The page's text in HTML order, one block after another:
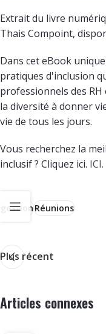
Extrait du livre
Thais Compoint,
Dans cet eBook
pratiques d'inclusion
professionnels des
la diversité à donner
vie de tous les jours.
Vous recherchez la
inclusif ? Cliquez ici. ICI.
gestionRéunions
Plus récent
Articles connexes